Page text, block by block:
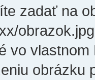
zadať na
vo
obrázku